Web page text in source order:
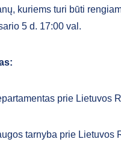
kuriems turi būti
5 d. 17:00 val.
prie Lietuvos
tarnyba prie Lietuvos